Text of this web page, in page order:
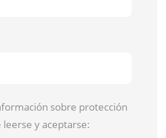
sobre protección
y aceptarse: